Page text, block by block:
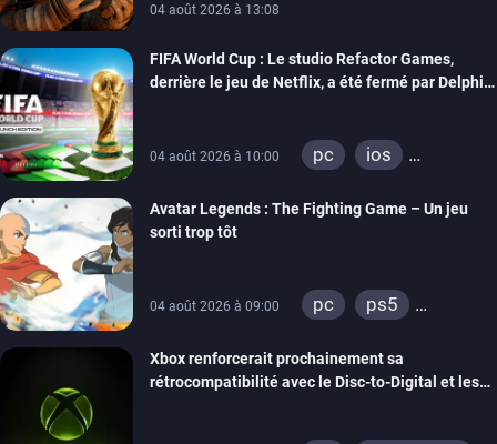
04 août 2026 à 13:08
FIFA World Cup : Le studio Refactor Games,
derrière le jeu de Netflix, a été fermé par Delphi
04 août 2026 à 10:00 pc
ios
Avatar Legends : The Fighting Game – Un jeu
sorti trop tôt
04 août 2026 à 09:00 pc
ps5
switch
switch 2
Xbox renforcerait prochainement sa
rétrocompatibilité avec le Disc-to-Digital et les